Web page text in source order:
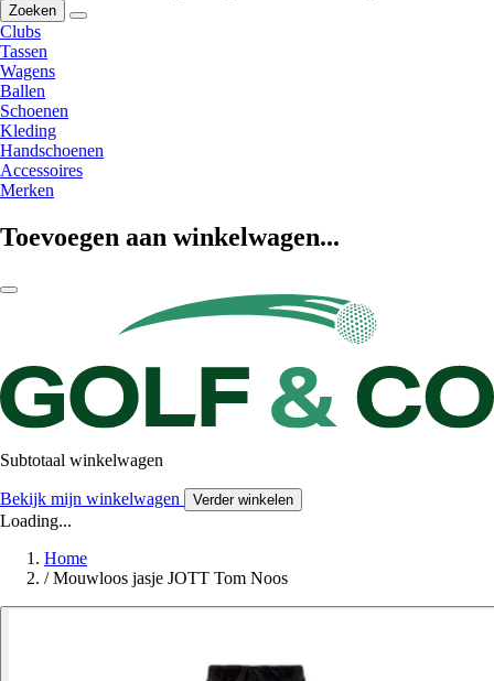
Zoeken
Clubs
Tassen
Wagens
Ballen
Schoenen
Kleding
Handschoenen
Accessoires
Merken
Toevoegen aan winkelwagen...
Subtotaal winkelwagen
Bekijk mijn winkelwagen Verder winkelen
Loading...
Home
/ Mouwloos jasje JOTT Tom Noos